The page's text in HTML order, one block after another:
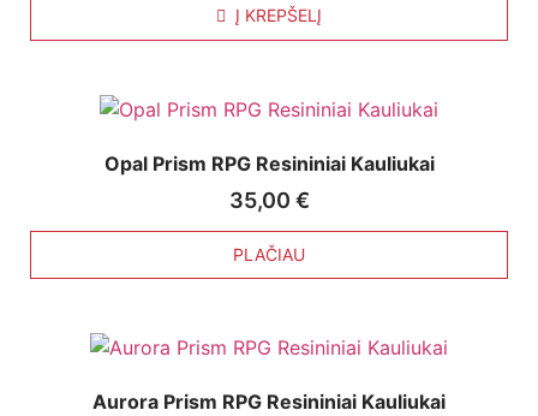
Į KREPŠELĮ
Opal Prism RPG Resininiai Kauliukai
35,00 €
PLAČIAU
Aurora Prism RPG Resininiai Kauliukai